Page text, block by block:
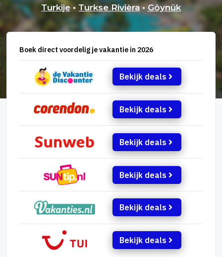
Turkije • Turkse Rivièra •Göynük
Boek direct voordelig je vakantie in 2026
Bekijk deals
Bekijk deals
Bekijk deals
Bekijk deals
Bekijk deals
Bekijk deals